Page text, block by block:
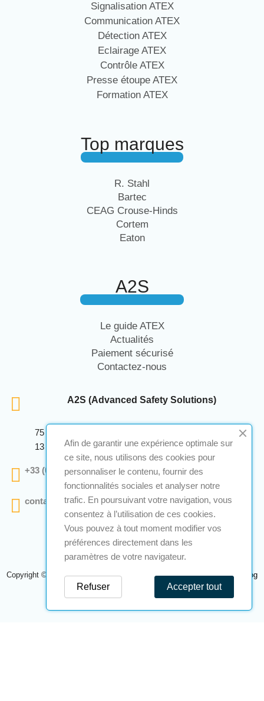
Signalisation ATEX
Communication ATEX
Détection ATEX
Eclairage ATEX
Contrôle ATEX
Presse étoupe ATEX
Formation ATEX
Top marques
R. Stahl
Bartec
CEAG Crouse-Hinds
Cortem
Eaton
A2S
Le guide ATEX
Actualités
Paiement sécurisé
Contactez-nous
A2S (Advanced Safety Solutions)
75 Avenue Marcellin Berthelot Anthelios Bâtiment E
13 290 Aix En Provence
+33 (0)4 12 28 00 69
contact@a2s-atex.com
Copyright © 2026 A2S Atex. Tous droits réservés. Une réalisationNavilog
Afin de garantir une expérience optimale sur
ce site, nous utilisons des cookies pour
personnaliser le contenu, fournir des
fonctionnalités sociales et analyser notre
trafic. En poursuivant votre navigation, vous
consentez à l’utilisation de ces cookies.
Vous pouvez à tout moment modifier vos
préférences directement dans les
paramètres de votre navigateur.
Accepter tout
Refuser